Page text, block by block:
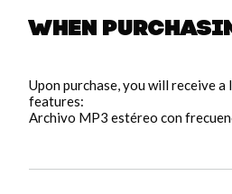
When
Upon purchase, you will receive
features:
Archivo MP3 estéreo con